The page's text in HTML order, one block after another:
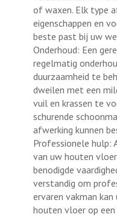
of waxen. Elk type
eigenschappen en
beste past bij uw
Onderhoud: Een
regelmatig
duurzaamheid te
dweilen met een
vuil en krassen te
schurende
afwerking kunnen
Professionele
van uw houten
benodigde
verstandig om
ervaren vakman
houten vloer op